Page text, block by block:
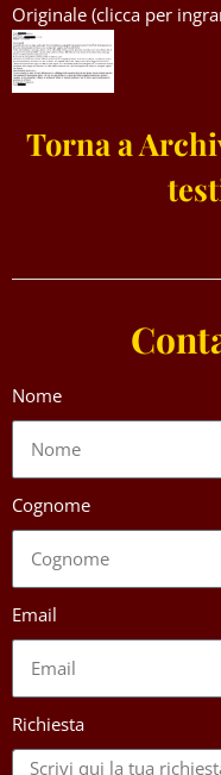
Originale (clicca per
Torna a
Nome
Cognome
Email
Richiesta